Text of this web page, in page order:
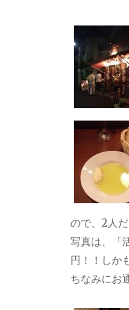
ので、2人
写真は、「
円！！しか
ちなみにお